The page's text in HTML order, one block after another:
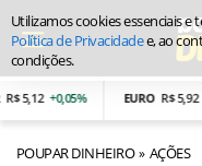
+0,05% EURO R$ 5,92
POUPAR DINHEIRO AÇÕES
Utilizamos cookies essenciais
Política de Privacidadee, ao
condições.